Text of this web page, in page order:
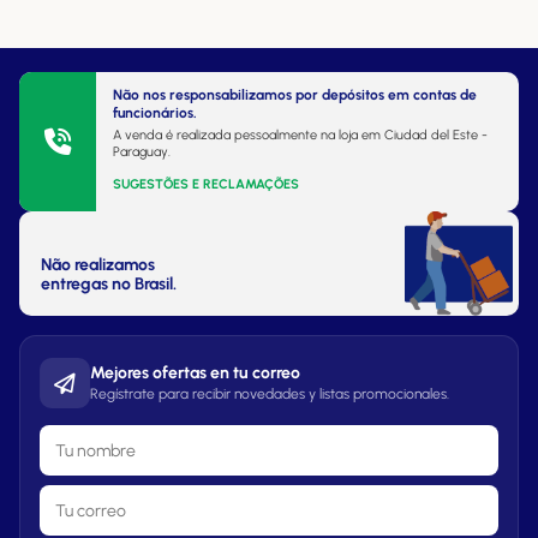
Não nos responsabilizamos por depósitos em contas de
funcionários.
A venda é realizada pessoalmente na loja em Ciudad del Este -
Paraguay.
SUGESTÕES E RECLAMAÇÕES
Não realizamos
entregas no Brasil.
Mejores ofertas en tu correo
Regístrate para recibir novedades y listas promocionales.